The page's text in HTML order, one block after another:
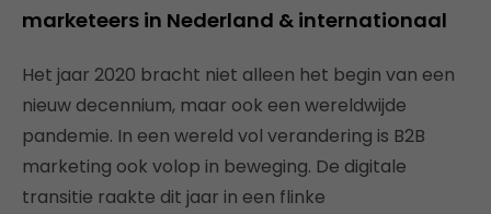
marketeers in Nederland & internationaal
Het jaar 2020 bracht niet alleen het begin van een
nieuw decennium, maar ook een wereldwijde
pandemie. In een wereld vol verandering is B2B
marketing ook volop in beweging. De digitale
transitie raakte dit jaar in een flinke